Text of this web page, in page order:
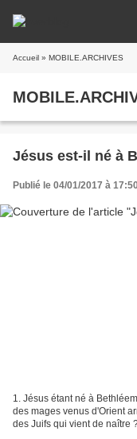
Accueil » MOBILE.ARCHIVES
Jésus est-il né à
Publié le 04/01/2017 à
1. Jésus étant né à
des mages venus d'Orient
des Juifs qui vient de naître